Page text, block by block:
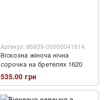
Артикул: 86839-00000041614
Віскозна жіноча нічна
сорочка на бретелях 1620
535.00 грн